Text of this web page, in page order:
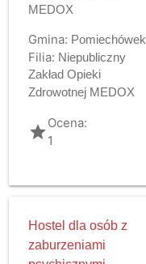
MEDOX
Gmina: Pomiechówek
Filia: Niepubliczny
Zakład Opieki
Zdrowotnej MEDOX
gradeOcena:
1
Hostel dla osób z
zaburzeniami